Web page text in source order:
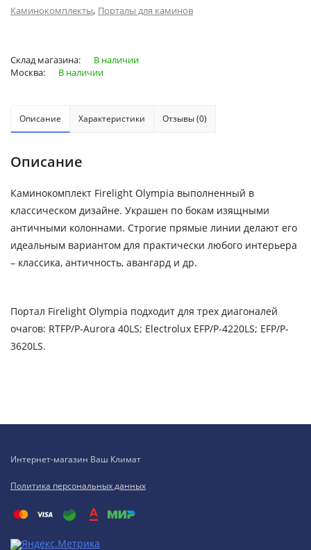
Каминокомплекты, Порталы для каминов
Склад магазина:
В наличии
Москва:
В наличии
Описание Характеристики Отзывы (0)
Описание
Каминокомплект Firelight Olympia выполненный в
классическом дизайне. Украшен по бокам изящными
античными колоннами. Строгие прямые линии делают его
идеальным вариантом для практически любого интерьера
– классика, античность, авангард и др.
Портал Firelight Olympia подходит для трех диагоналей
очагов: RTFP/P-Aurora 40LS; Electrolux EFP/P-4220LS; EFP/P-
3620LS.
Интернет-магазин Ваш Климат
Политика персональных данных